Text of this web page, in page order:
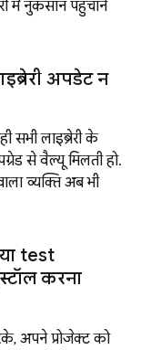
में नुकसान पहुंचाने
अपडेट न
सभी लाइब्रेरी के
से वैल्यू मिलती हो.
व्यक्ति अब भी
test
करना
अपने प्रोजेक्ट को